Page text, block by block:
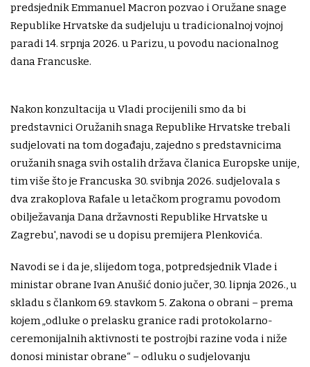
predsjednik Emmanuel Macron pozvao i Oružane snage
Republike Hrvatske da sudjeluju u tradicionalnoj vojnoj
paradi 14. srpnja 2026. u Parizu, u povodu nacionalnog
dana Francuske.
Nakon konzultacija u Vladi procijenili smo da bi
predstavnici Oružanih snaga Republike Hrvatske trebali
sudjelovati na tom događaju, zajedno s predstavnicima
oružanih snaga svih ostalih država članica Europske unije,
tim više što je Francuska 30. svibnja 2026. sudjelovala s
dva zrakoplova Rafale u letačkom programu povodom
obilježavanja Dana državnosti Republike Hrvatske u
Zagrebu', navodi se u dopisu premijera Plenkovića.
Navodi se i da je, slijedom toga, potpredsjednik Vlade i
ministar obrane Ivan Anušić donio jučer, 30. lipnja 2026., u
skladu s člankom 69. stavkom 5. Zakona o obrani – prema
kojem „odluke o prelasku granice radi protokolarno-
ceremonijalnih aktivnosti te postrojbi razine voda i niže
donosi ministar obrane“ – odluku o sudjelovanju